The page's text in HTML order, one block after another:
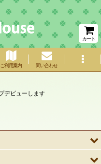
カート
ご利用案内 問い合わせ
デビューします